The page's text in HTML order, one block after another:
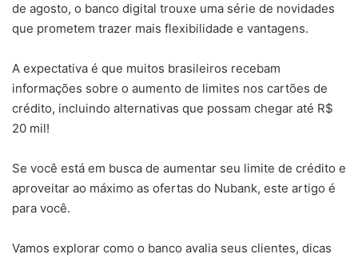
de agosto, o banco digital trouxe uma série de novidades
que prometem trazer mais flexibilidade e vantagens.
A expectativa é que muitos brasileiros recebam
informações sobre o aumento de limites nos cartões de
crédito, incluindo alternativas que possam chegar até R$
20 mil!
Se você está em busca de aumentar seu limite de crédito e
aproveitar ao máximo as ofertas do Nubank, este artigo é
para você.
Vamos explorar como o banco avalia seus clientes, dicas